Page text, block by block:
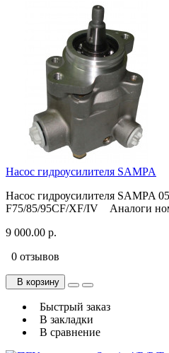
Насос гидроусилителя SAMPA
Насос гидроусилителя SAMPA
F75/85/95CF/XF/IV Аналоги
9 000.00 р.
0 отзывов
В корзину
Быстрый заказ
В закладки
В сравнение